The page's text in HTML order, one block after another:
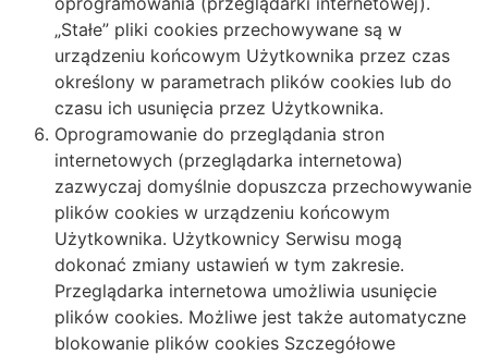
„Stałe” pliki cookies przechowywane są w
urządzeniu końcowym Użytkownika przez czas
określony w parametrach plików cookies lub do
czasu ich usunięcia przez Użytkownika.
Oprogramowanie do przeglądania stron
internetowych (przeglądarka internetowa)
zazwyczaj domyślnie dopuszcza przechowywanie
plików cookies w urządzeniu końcowym
Użytkownika. Użytkownicy Serwisu mogą
dokonać zmiany ustawień w tym zakresie.
Przeglądarka internetowa umożliwia usunięcie
plików cookies. Możliwe jest także automatyczne
blokowanie plików cookies Szczegółowe